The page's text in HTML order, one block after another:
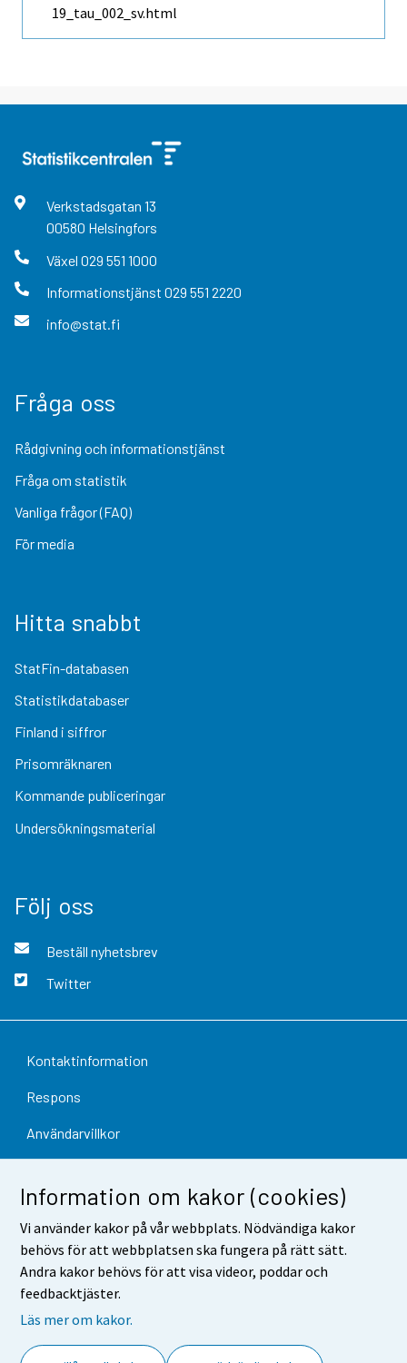
Information om kakor (cookies)
Vi använder kakor på vår webbplats. Nödvändiga kakor
behövs för att webbplatsen ska fungera på rätt sätt.
Andra kakor behövs för att visa videor, poddar och
feedbacktjäster.
Läs mer om kakor.
19_tau_002_sv.html
Verkstadsgatan 13
00580 Helsingfors
Växel 029 551 1000
Informationstjänst 029 551 2220
info@stat.fi
Fråga oss
Rådgivning och informationstjänst
Fråga om statistik
Vanliga frågor (FAQ)
För media
Hitta snabbt
StatFin-databasen
Statistikdatabaser
Finland i siffror
Prisomräknaren
Kommande publiceringar
Undersökningsmaterial
Följ oss
Beställ nyhetsbrev
Twitter
Kontaktinformation
Respons
Användarvillkor
Tillgänglighet
Information om webbplatsen
Cookie-inställningar